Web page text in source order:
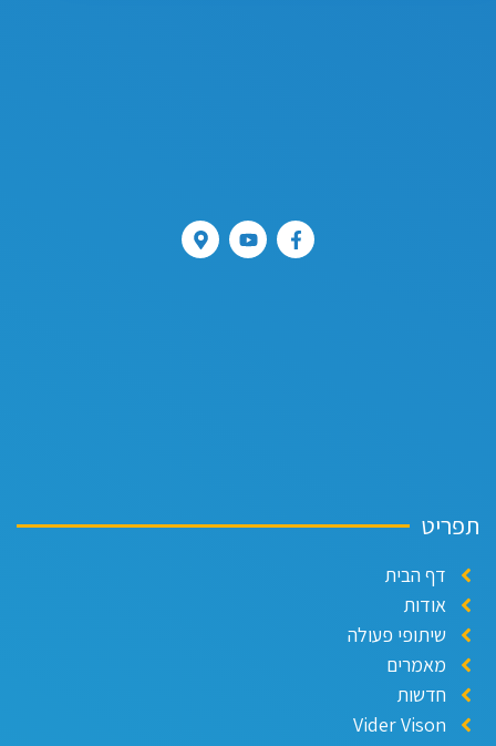
תפריט
דף הבית
אודות
שיתופי פעולה
מאמרים
חדשות
Vider Vison